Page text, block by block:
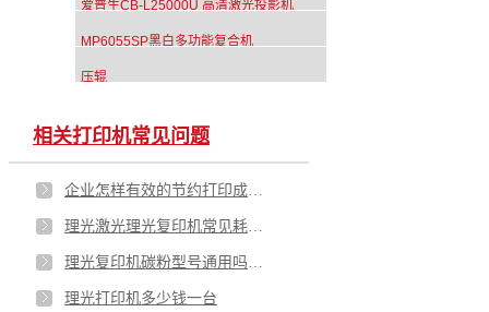
爱普生CB-L25000U 高清激光投影机
MP6055SP黑白多功能复合机
压辊
相关打印机常见问题
企业怎样有效的节约打印成本？
理光激光理光复印机常见耗材汇总
理光复印机碳粉型号通用吗，用国产还是原装？
理光打印机多少钱一台